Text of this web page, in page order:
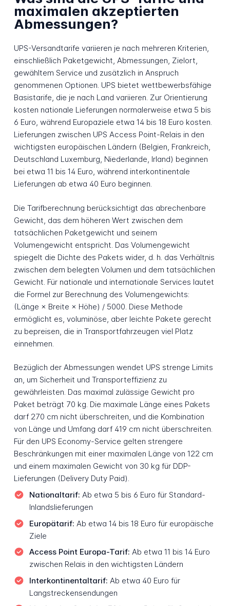
maximalen akzeptierten
Abmessungen?
UPS-Versandtarife variieren je nach mehreren Kriterien,
einschließlich Paketgewicht, Abmessungen, Zielort,
gewähltem Service und zusätzlich in Anspruch
genommenen Optionen. UPS bietet wettbewerbsfähige
Basistarife, die je nach Land variieren. Zur Orientierung
kosten nationale Lieferungen normalerweise etwa 5 bis
6 Euro, während Europaziele etwa 14 bis 18 Euro kosten.
Lieferungen zwischen UPS Access Point-Relais in den
wichtigsten europäischen Ländern (Belgien, Frankreich,
Deutschland Luxemburg, Niederlande, Irland) beginnen
bei etwa 11 bis 14 Euro, während interkontinentale
Lieferungen ab etwa 40 Euro beginnen.
Die Tarifberechnung berücksichtigt das abrechenbare
Gewicht, das dem höheren Wert zwischen dem
tatsächlichen Paketgewicht und seinem
Volumengewicht entspricht. Das Volumengewicht
spiegelt die Dichte des Pakets wider, d. h. das Verhältnis
zwischen dem belegten Volumen und dem tatsächlichen
Gewicht. Für nationale und internationale Services lautet
die Formel zur Berechnung des Volumengewichts:
(Länge × Breite × Höhe) / 5000. Diese Methode
ermöglicht es, voluminöse, aber leichte Pakete gerecht
zu bepreisen, die in Transportfahrzeugen viel Platz
einnehmen.
Bezüglich der Abmessungen wendet UPS strenge Limits
an, um Sicherheit und Transporteffizienz zu
gewährleisten. Das maximal zulässige Gewicht pro
Paket beträgt 70 kg. Die maximale Länge eines Pakets
darf 270 cm nicht überschreiten, und die Kombination
von Länge und Umfang darf 419 cm nicht überschreiten.
Für den UPS Economy-Service gelten strengere
Beschränkungen mit einer maximalen Länge von 122 cm
und einem maximalen Gewicht von 30 kg für DDP-
Lieferungen (Delivery Duty Paid).
Nationaltarif: Ab etwa 5 bis 6 Euro für Standard-
Inlandslieferungen
Europätarif: Ab etwa 14 bis 18 Euro für europäische
Ziele
Access Point Europa-Tarif: Ab etwa 11 bis 14 Euro
zwischen Relais in den wichtigsten Ländern
Interkontinentaltarif: Ab etwa 40 Euro für
Langstreckensendungen